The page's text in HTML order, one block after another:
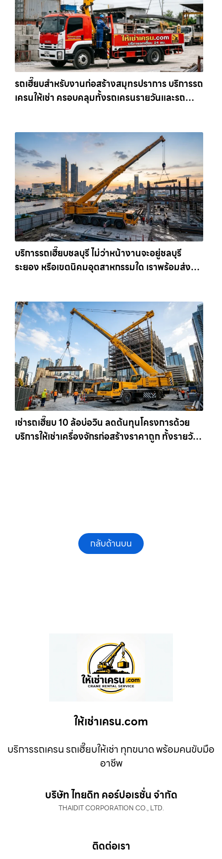
รถเฮี๊ยบสำหรับงานก่อสร้างสมุทรปราการ บริการรถ
เครนให้เช่า ครอบคลุมทั้งรถเครนรายวันและรถ
บริการรถเฮี๊ยบชลบุรี ไม่ว่าหน้างานจะอยู่ชลบุรี
ระยอง หรือเขตนิคมอุตสาหกรรมใด เราพร้อมส่งรถ
เช่ารถเฮี๊ยบ 10 ล้อบ่อวิน ลดต้นทุนโครงการด้วย
บริการให้เช่าเครื่องจักรก่อสร้างราคาถูก ทั้งรายวัน
กลับด้านบน
ให้เช่าเครน.com
บริการรถเครน รถเฮี๊ยบให้เช่า ทุกขนาด พร้อมคนขับมือ
อาชีพ
บริษัท ไทยดิท คอร์ปอเรชั่น จำกัด
THAIDIT CORPORATION CO., LTD.
ติดต่อเรา